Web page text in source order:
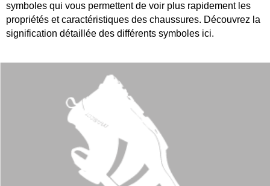
symboles qui vous permettent de voir plus rapidement les
propriétés et caractéristiques des chaussures. Découvrez la
signification détaillée des différents symboles ici.